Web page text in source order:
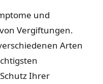
und
Vergiftungen.
Arten
Ihrer